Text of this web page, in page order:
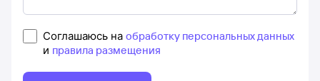
Соглашаюсь на обработку персональных данных
и правила размещения